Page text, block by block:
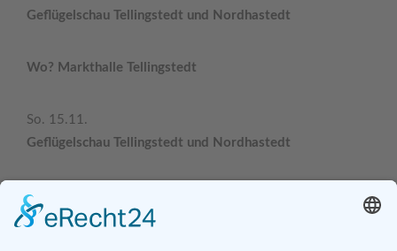
Geflügelschau Tellingstedt und Nordhastedt
Wo? Markthalle Tellingstedt
So. 15.11.
Geflügelschau Tellingstedt und Nordhastedt
Wo? Markthalle Tellingstedt